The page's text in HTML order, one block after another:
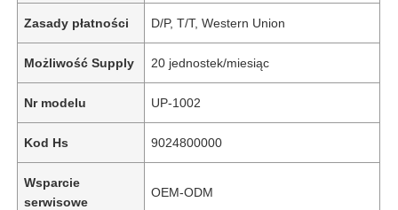
Zasady płatności D/P, T/T, Western Union
Możliwość Supply 20 jednostek/miesiąc
Nr modelu UP-1002
Kod Hs 9024800000
Wsparcie
serwisowe
OEM-ODM